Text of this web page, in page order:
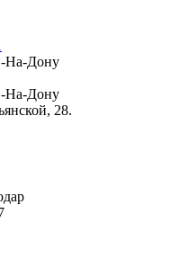
На-Дону
На-Дону
28.